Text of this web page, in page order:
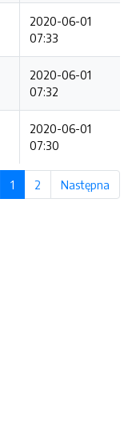
2020-06-01
07:33
2020-06-01
07:32
2020-06-01
07:30
1 2 Następna